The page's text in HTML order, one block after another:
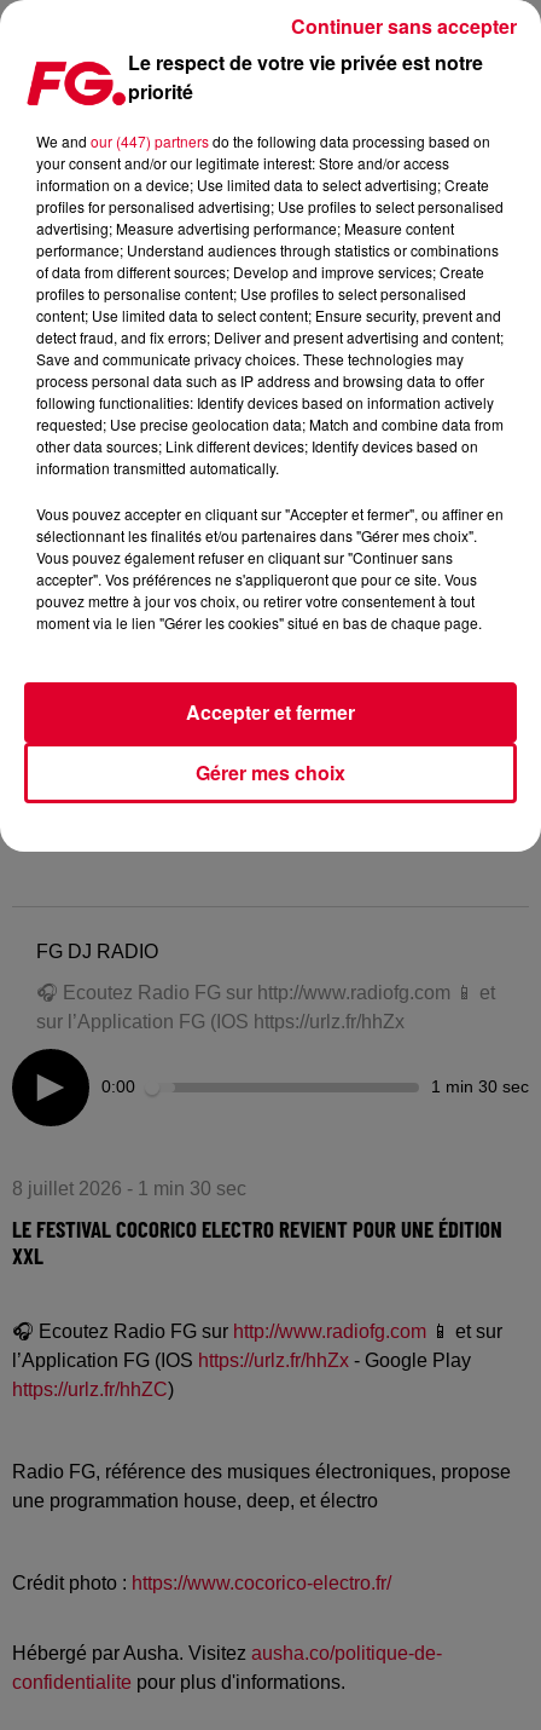
LE FESTIVAL COCORICO ELECTRO REVIENT POUR UNE ÉDITION XXL
FG DJ RADIO
🎧 Ecoutez Radio FG sur http://www.radiofg.com 📱 et
sur l’Application FG (IOS https://urlz.fr/hhZx
0:00 1 min 30 sec
8 juillet 2026 - 1 min 30 sec
LE FESTIVAL COCORICO ELECTRO REVIENT POUR UNE ÉDITION
XXL
🎧 Ecoutez Radio FG sur http://www.radiofg.com 📱 et sur
l’Application FG (IOS https://urlz.fr/hhZx - Google Play
https://urlz.fr/hhZC)
Radio FG, référence des musiques électroniques, propose
une programmation house, deep, et électro
Crédit photo : https://www.cocorico-electro.fr/
Hébergé par Ausha. Visitez ausha.co/politique-de-
confidentialite pour plus d'informations.
Le respect de votre vie privée est notre
priorité
We and our (447) partnersdo the following data processing based on
your consent and/or our legitimate interest: Store and/or access
information on a device; Use limited data to select advertising; Create
profiles for personalised advertising; Use profiles to select personalised
advertising; Measure advertising performance; Measure content
performance; Understand audiences through statistics or combinations
of data from different sources; Develop and improve services; Create
profiles to personalise content; Use profiles to select personalised
content; Use limited data to select content; Ensure security, prevent and
detect fraud, and fix errors; Deliver and present advertising and content;
Save and communicate privacy choices. These technologies may
process personal data such as IP address and browsing data to offer
following functionalities: Identify devices based on information actively
requested; Use precise geolocation data; Match and combine data from
other data sources; Link different devices; Identify devices based on
information transmitted automatically.
Vous pouvez accepter en cliquant sur "Accepter et fermer", ou affiner en
sélectionnant les finalités et/ou partenaires dans "Gérer mes choix".
Vous pouvez également refuser en cliquant sur "Continuer sans
accepter". Vos préférences ne s'appliqueront que pour ce site. Vous
pouvez mettre à jour vos choix, ou retirer votre consentement à tout
moment via le lien "Gérer les cookies" situé en bas de chaque page.
Gérer mes choix
Accepter et fermer
Continuer sans accepter